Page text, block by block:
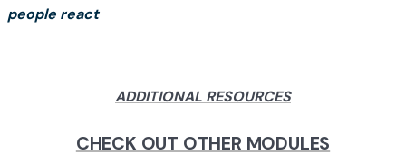
people react
ADDITIONAL RESOURCES
CHECK OUT OTHER MODULES